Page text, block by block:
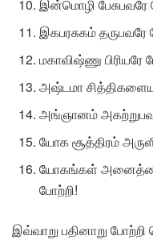
இன்மொழி பேசுபவரே
இகபரசுகம் தருபவரே
மகாவிஷ்ணு பிரியரே
அஷ்டமா
அங்ஞானம்
யோக சூத்திரம்
யோகங்கள்
போற்றி!
இவ்வாறு பதினாறு